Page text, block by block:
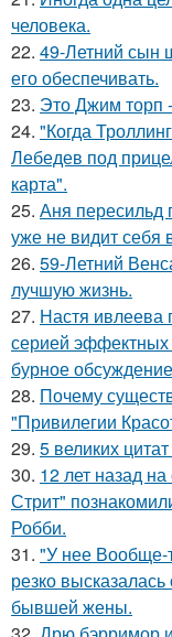
человека.
22. 49-Летний сын
его обеспечивать.
23. Это Джим торп
24. "Когда
Лебедев под
карта".
25. Аня пересильд
уже не видит себя
26. 59-Летний
лучшую жизнь.
27. Настя ивлеева
серией эффектных
бурное
28. Почему
"Привилегии
29. 5 великих
30. 12 лет назад
Стрит"
Робби.
31. "У нее Вообще-
резко
бывшей жены.